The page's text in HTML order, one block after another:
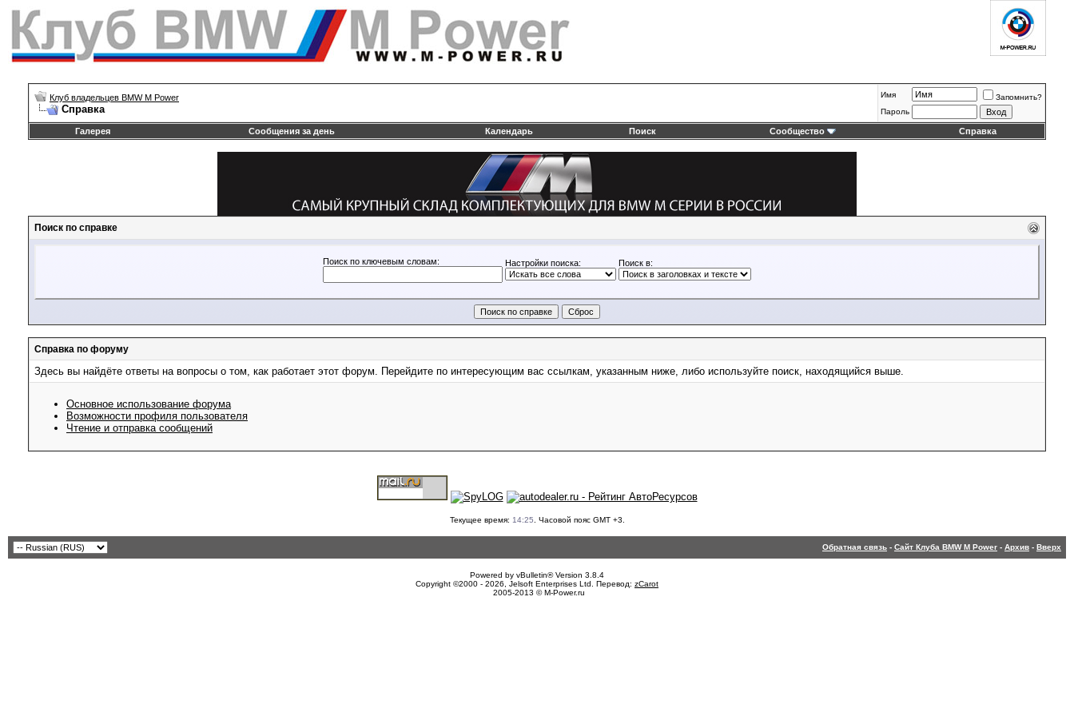
Клуб владельцев BMW M Power
Справка
Имя
Запомнить?
Пароль
Галерея Сообщения за день Календарь Поиск Сообщество Справка
Поиск по справке
Поиск по ключевым словам: Настройки поиска: Поиск в:
Справка по форуму
Здесь вы найдёте ответы на вопросы о том, как работает этот форум. Перейдите по интересующим вас ссылкам, указанным ниже, либо используйте поиск, находящийся выше.
Основное использование форума
Возможности профиля пользователя
Чтение и отправка сообщений
Текущее время: 14:25 . Часовой пояс GMT +3.
Обратная связь - Сайт Клуба BMW M Power - Архив - Вверх
Powered by vBulletin® Version 3.8.4
Copyright ©2000 - 2026, Jelsoft Enterprises Ltd. Перевод: zCarot
2005-2013 © M-Power.ru